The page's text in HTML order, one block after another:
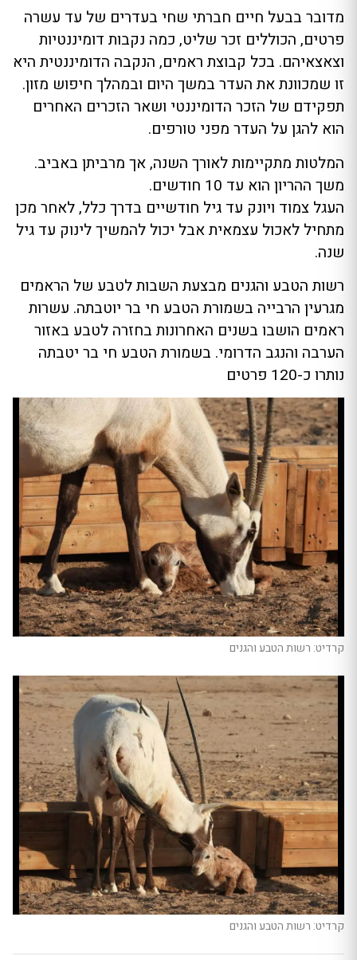
מדובר בבעל חיים חברתי שחי בעדרים של עד עשרה
פרטים, הכוללים זכר שליט, כמה נקבות דומיננטיות
וצאצאיהם. בכל קבוצת ראמים, הנקבה הדומיננטית היא
זו שמכוונת את העדר במשך היום ובמהלך חיפוש מזון.
תפקידם של הזכר הדומיננטי ושאר הזכרים האחרים
הוא להגן על העדר מפני טורפים.
המלטות מתקיימות לאורך השנה, אך מרביתן באביב.
משך ההריון הוא עד 10 חודשים.
העגל צמוד ויונק עד גיל חודשיים בדרך כלל, לאחר מכן
מתחיל לאכול עצמאית אבל יכול להמשיך לינוק עד גיל
שנה.
רשות הטבע והגנים מבצעת השבות לטבע של הראמים
מגרעין הרבייה בשמורת הטבע חי בר יוטבתה. עשרות
ראמים הושבו בשנים האחרונות בחזרה לטבע באזור
הערבה והנגב הדרומי. בשמורת הטבע חי בר יטבתה
נותרו כ-120 פרטים
קרדיט: רשות הטבע והגנים
קרדיט: רשות הטבע והגנים